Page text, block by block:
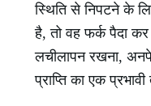
स्थिति से निपटने के
है, तो वह फर्क पैदा
लचीलापन रखना,
प्राप्ति का एक